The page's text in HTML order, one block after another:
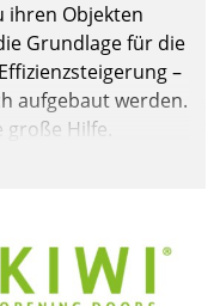
ihren Objekten
Grundlage für die
–
aufgebaut werden.
Hilfe.